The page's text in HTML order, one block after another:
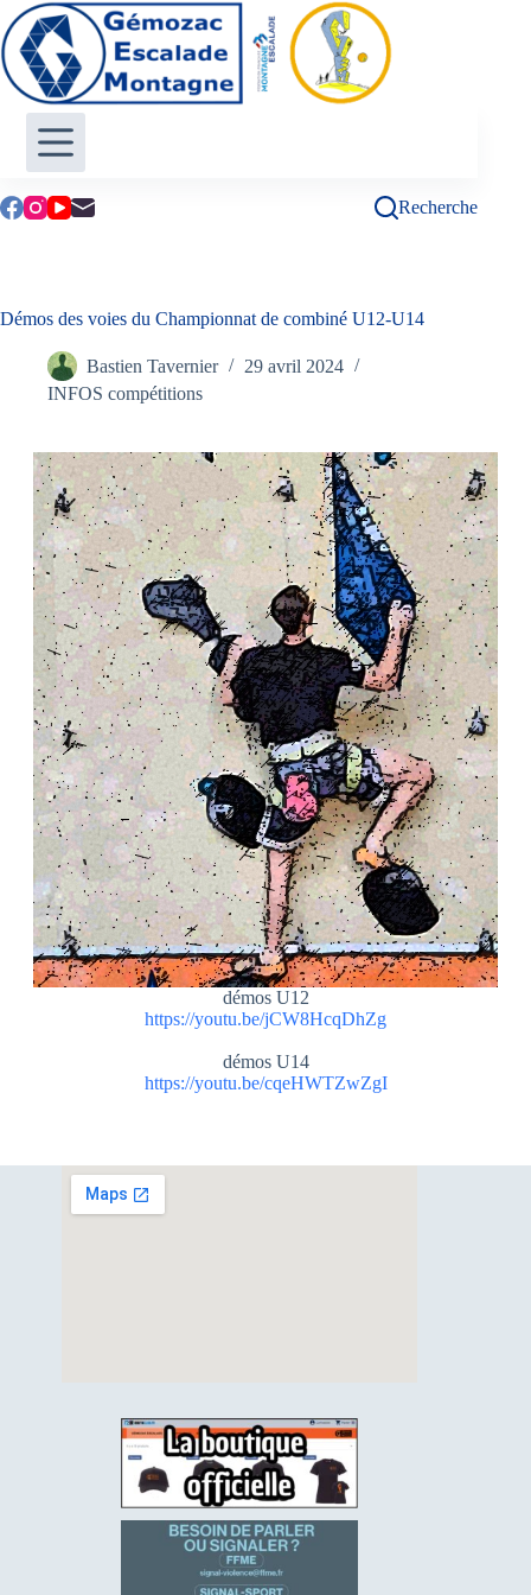
Passer
au
contenu
Recherche
Démos des voies du Championnat de combiné U12-U14
Bastien Tavernier
29 avril 2024
INFOS compétitions
démos U12
https://youtu.be/jCW8HcqDhZg
démos U14
https://youtu.be/cqeHWTZwZgI